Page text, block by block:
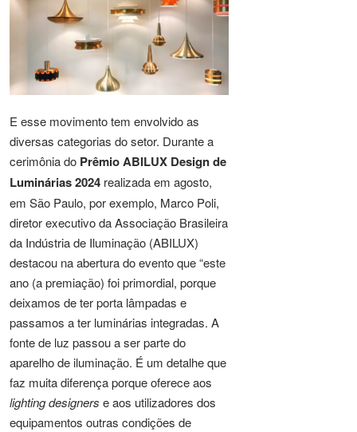
E esse movimento tem envolvido as
diversas categorias do setor. Durante a
cerimônia do Prêmio ABILUX Design de
Luminárias 2024 realizada em agosto,
em São Paulo, por exemplo, Marco Poli,
diretor executivo da Associação Brasileira
da Indústria de Iluminação (ABILUX)
destacou na abertura do evento que “este
ano (a premiação) foi primordial, porque
deixamos de ter porta lâmpadas e
passamos a ter luminárias integradas. A
fonte de luz passou a ser parte do
aparelho de iluminação. É um detalhe que
faz muita diferença porque oferece aos
lighting designers e aos utilizadores dos
equipamentos outras condições de